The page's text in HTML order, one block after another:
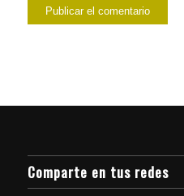
Comparte en tus redes